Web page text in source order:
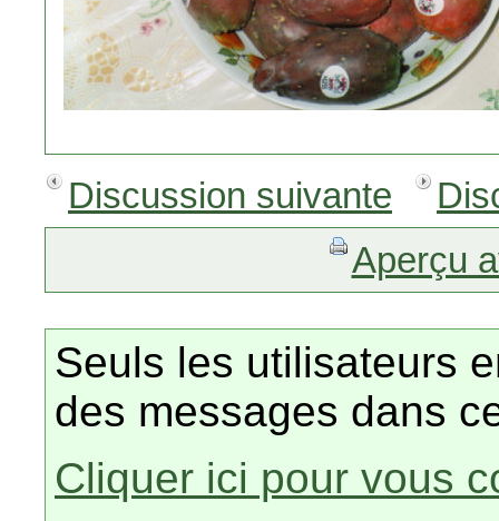
Discussion suivante
Aperçu
Seuls les utilisateurs
des messages dans
Cliquer ici pour vous